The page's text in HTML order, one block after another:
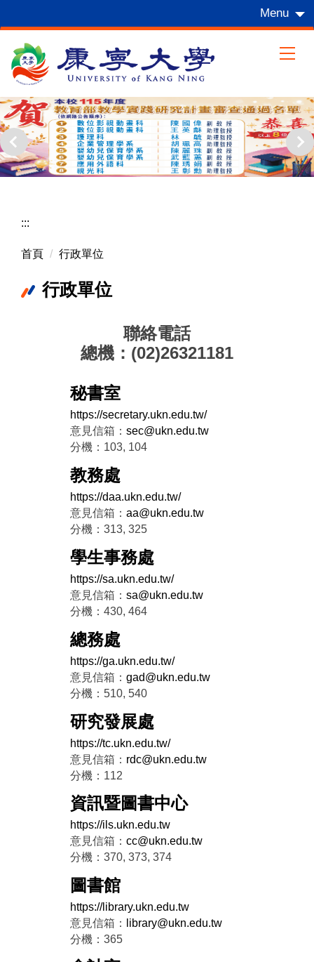
到
要
內
容
區
Menu
:::
首頁 行政單位
行政單位
聯絡電話
總機：(02)26321181
秘書室
https://secretary.ukn.edu.tw/
意見信箱： sec@ukn.edu.tw
分機：103, 104
教務處
https://daa.ukn.edu.tw/
意見信箱： aa@ukn.edu.tw
分機：313, 325
學生事務處
https://sa.ukn.edu.tw/
意見信箱： sa@ukn.edu.tw
分機：430, 464
總務處
https://ga.ukn.edu.tw/
意見信箱： gad@ukn.edu.tw
分機：510, 540
研究發展處
https://tc.ukn.edu.tw/
意見信箱： rdc@ukn.edu.tw
分機：112
資訊暨圖書中心
https://ils.ukn.edu.tw
意見信箱： cc@ukn.edu.tw
分機：370, 373, 374
圖書館
https://library.ukn.edu.tw
意見信箱：
library@ukn.edu.tw
分機：365